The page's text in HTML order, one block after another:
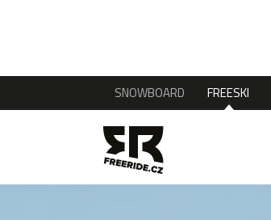
SNOWBOARD FREESKI